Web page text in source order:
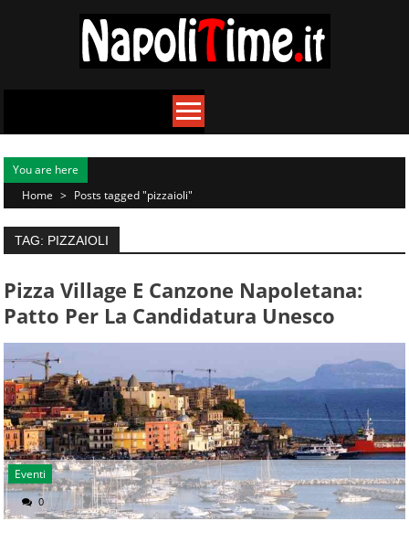
You are here
Home > Posts tagged "pizzaioli"
TAG: PIZZAIOLI
Pizza Village E Canzone Napoletana:
Patto Per La Candidatura Unesco
Eventi
0